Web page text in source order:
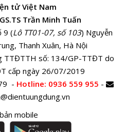
tử Việt Nam
Trần Minh Tuấn
9 (Lô TT01-07, số 103) Nguyễn
Thanh Xuân, Hà Nội
TTĐTTH số: 134/GP-TTĐT do
cấp ngày 26/07/2019
- Hotline: 0936 559 955 -
mobile